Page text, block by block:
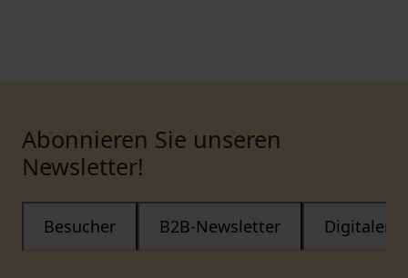
Abonnieren Sie unseren
Newsletter!
Besucher B2B-Newsletter Digitaler